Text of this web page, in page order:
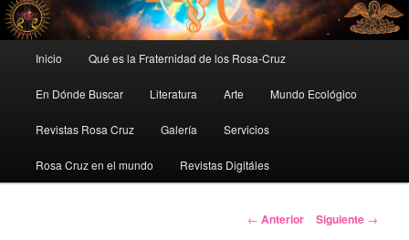
principal
Inicio Qué es la Fraternidad de los Rosa-Cruz
En Dónde Buscar Literatura Arte Mundo Ecológico
Revistas Rosa Cruz Galería Servicios
Rosa Cruz en el mundo Revistas Digitáles
Navegación
← Anterior Siguiente →